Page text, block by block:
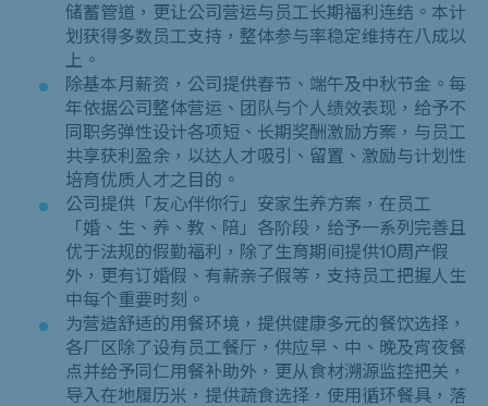
储蓄管道，更让公司营运与员工长期福利连结。本计
划获得多数员工支持，整体参与率稳定维持在八成以
上。
除基本月薪资，公司提供春节、端午及中秋节金。每
年依据公司整体营运、团队与个人绩效表现，给予不
同职务弹性设计各项短、长期奖酬激励方案，与员工
共享获利盈余，以达人才吸引、留置、激励与计划性
培育优质人才之目的。
公司提供「友心伴你行」安家生养方案，在员工
「婚、生、养、教、陪」各阶段，给予一系列完善且
优于法规的假勤福利，除了生育期间提供10周产假
外，更有订婚假、有薪亲子假等，支持员工把握人生
中每个重要时刻。
为营造舒适的用餐环境，提供健康多元的餐饮选择，
各厂区除了设有员工餐厅，供应早、中、晚及宵夜餐
点并给予同仁用餐补助外，更从食材溯源监控把关，
导入在地履历米，提供蔬食选择，使用循环餐具，落